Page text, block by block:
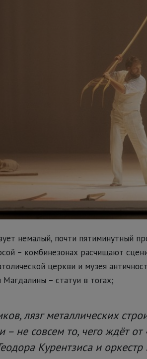
немалый, почти пятиминутный
– комбинезонах расчищают
церкви и музея
– статуи в тогах;
лязг металлических
– не совсем то, чего ждёт
Курентзиса и